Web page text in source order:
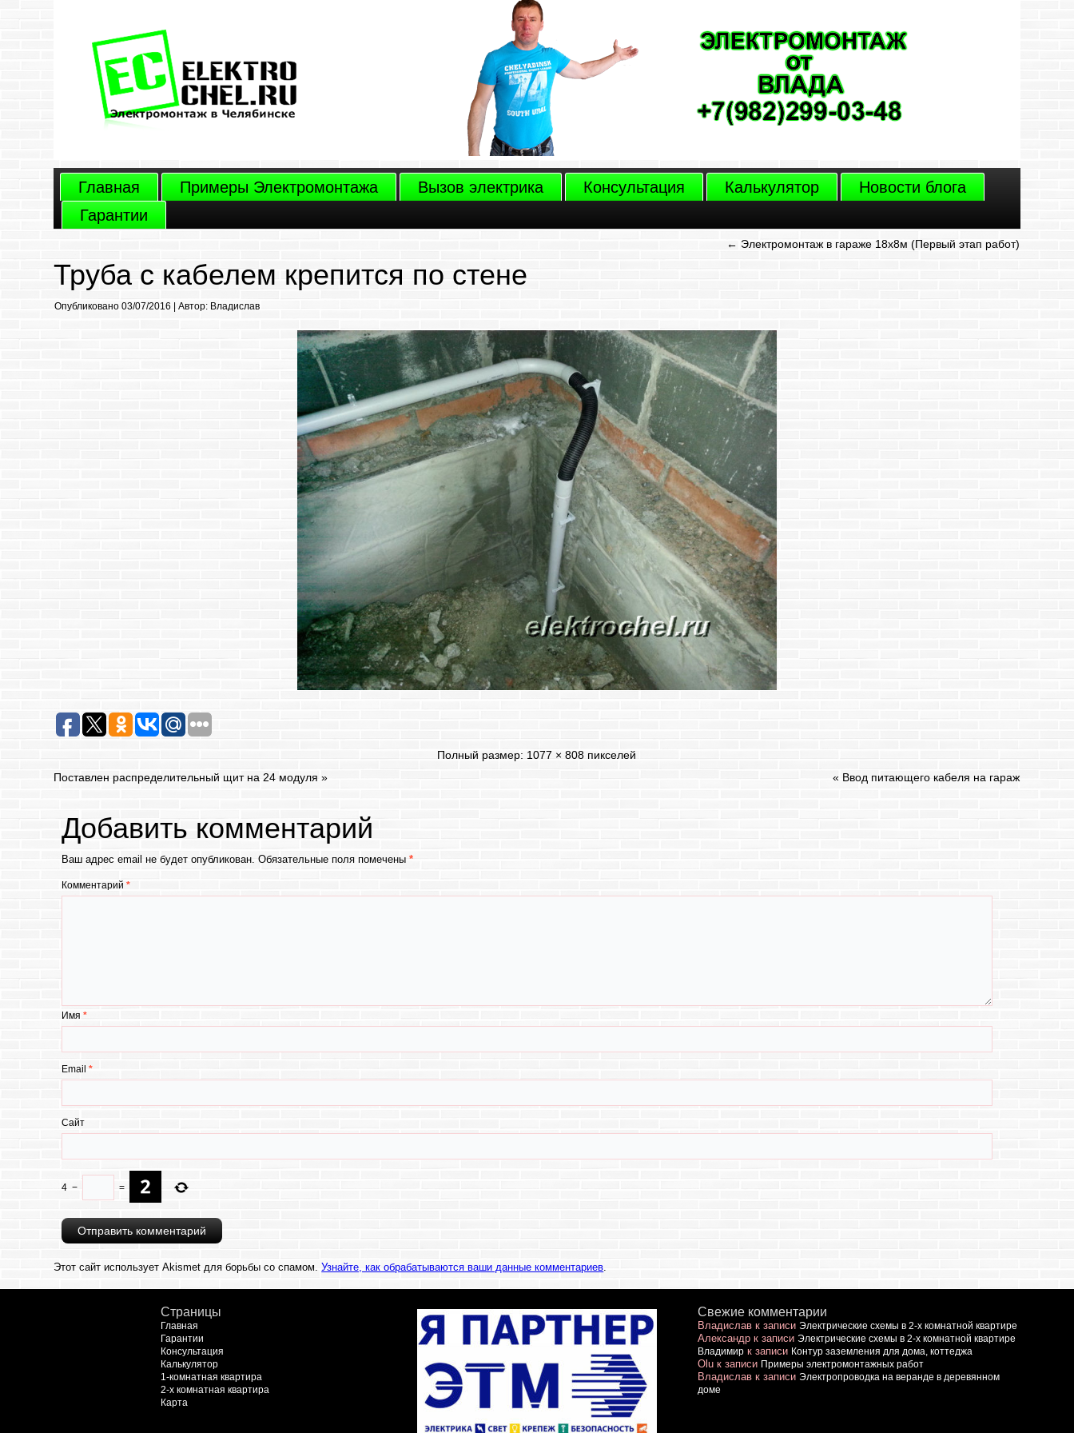
Главная Примеры Электромонтажа Вызов электрика Консультация Калькулятор
Новости блога
Гарантии
← Электромонтаж в гараже 18х8м (Первый этап работ)
Труба с кабелем крепится по стене
Опубликовано 03/07/2016 |Автор: Владислав
Полный размер: 1077 × 808 пикселей
Поставлен распределительный щит на 24 модуля » « Ввод питающего кабеля на гараж
Добавить комментарий
Ваш адрес email не будет опубликован. Обязательные поля помечены*
Комментарий*
Имя*
Email*
Сайт
4 − =
Этот сайт использует Akismet для борьбы со спамом.Узнайте, как обрабатываются ваши данные комментариев.
Страницы
Главная
Гарантии
Консультация
Калькулятор
1-комнатная квартира
2-х комнатная квартира
Карта
Свежие комментарии
Владислав к записиЭлектрические схемы в 2-х комнатной квартире
Александр к записиЭлектрические схемы в 2-х комнатной квартире
Владимир к записи Контур заземления для дома, коттеджа
Olu к записи Примеры электромонтажных работ
Владислав к записиЭлектропроводка на веранде в деревянном
доме